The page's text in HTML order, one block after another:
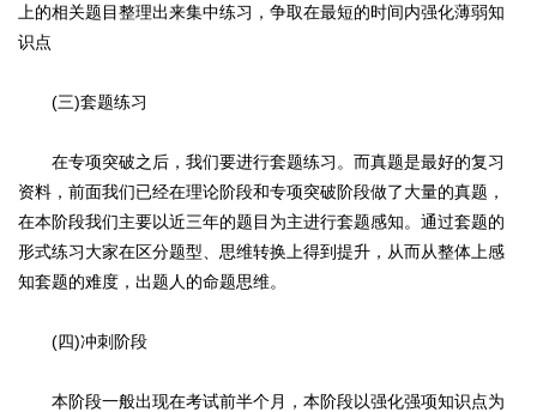
上的相关题目整理出来集中练习，争取在最短的时间内强化薄弱知
识点
(三)套题练习
在专项突破之后，我们要进行套题练习。而真题是最好的复习
资料，前面我们已经在理论阶段和专项突破阶段做了大量的真题，
在本阶段我们主要以近三年的题目为主进行套题感知。通过套题的
形式练习大家在区分题型、思维转换上得到提升，从而从整体上感
知套题的难度，出题人的命题思维。
(四)冲刺阶段
本阶段一般出现在考试前半个月，本阶段以强化强项知识点为